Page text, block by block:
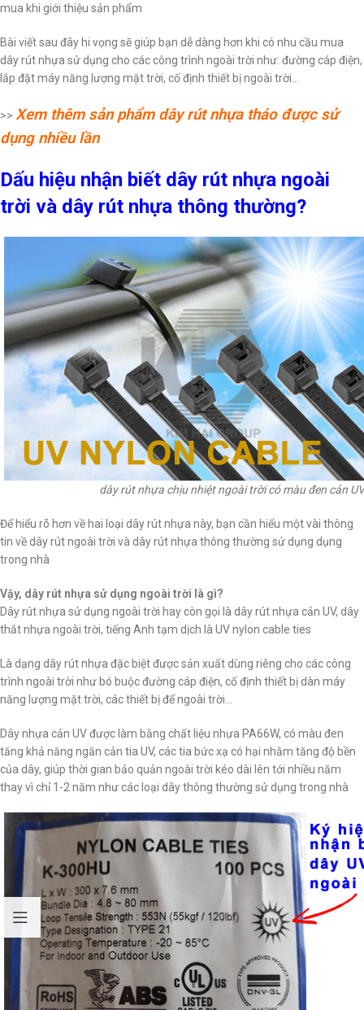
mua khi giới thiệu sản phẩm
Bài viết sau đây hi vọng sẽ giúp bạn dễ dàng hơn khi có nhu cầu mua
dây rút nhựa sử dụng cho các công trình ngoài trời như: đường cáp điện,
lắp đặt máy năng lượng mặt trời, cố định thiết bị ngoài trời…
>> Xem thêm sản phẩm dây rút nhựa tháo được sử
dụng nhiều lần
Dấu hiệu nhận biết dây rút nhựa ngoài
trời và dây rút nhựa thông thường?
dây rút nhựa chịu nhiệt ngoài trời có màu đen cản UV
Để hiểu rõ hơn về hai loại dây rút nhựa này, bạn cần hiểu một vài thông
tin về dây rút ngoài trời và dây rút nhựa thông thường sử dụng dụng
trong nhà
Vậy, dây rút nhựa sử dụng ngoài trời là gì?
Dây rút nhựa sử dụng ngoài trời hay còn gọi là dây rút nhựa cản UV, dây
thắt nhựa ngoài trời, tiếng Anh tạm dịch là UV nylon cable ties
Là dạng dây rút nhựa đặc biệt được sản xuất dùng riêng cho các công
trình ngoài trời như bó buộc đường cáp điện, cố định thiết bị dàn máy
năng lượng mặt trời, các thiết bị để ngoài trời…
Dây nhựa cản UV được làm bằng chất liệu nhựa PA66W, có màu đen
tăng khả năng ngăn cản tia UV, các tia bức xạ có hại nhằm tăng độ bền
của dây, giúp thời gian bảo quản ngoài trời kéo dài lên tới nhiều năm
thay vì chỉ 1-2 năm như các loại dây thông thường sử dụng trong nhà